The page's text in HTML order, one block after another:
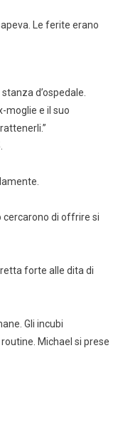
Le ferite erano
d’ospedale.
moglie e il suo
cercarono di offrire si
forte alle dita di
Gli incubi
Michael si prese